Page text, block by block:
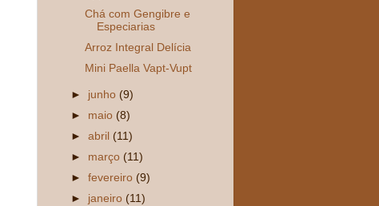
Chá com Gengibre e
Especiarias
Arroz Integral Delícia
Mini Paella Vapt-Vupt
► junho (9)
► maio (8)
►abril (11)
► março (11)
►fevereiro (9)
► janeiro (11)